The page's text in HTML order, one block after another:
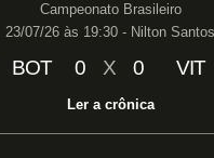
Campeonato Brasileiro
23/07/26 às 19:30 - Nilton Santos
BOT 0 X 0 VIT
Ler a crônica